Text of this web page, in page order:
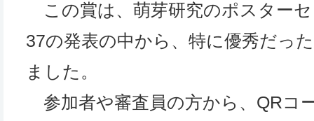
この賞は、萌芽研究のポスター
37の発表の中から、特に優秀だっ
ました。
参加者や審査員の方から、QRコ